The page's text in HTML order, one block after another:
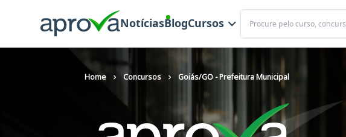
NotíciasBlogCursos
Buscar
Home Concursos Goiás/GO - Prefeitura Municipal